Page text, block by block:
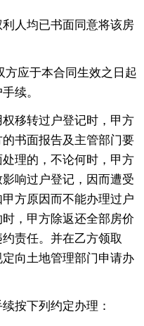
人均已书面同意将该房
方应于本合同生效之日起
续。
移转过户登记时，甲方
书面报告及主管部门要
理的，不论何时，甲方
响过户登记，因而遭受
方原因而不能办理过户
，甲方除返还全部房价
责任。并在乙方领取
定向土地管理部门申请办
按下列约定办理：